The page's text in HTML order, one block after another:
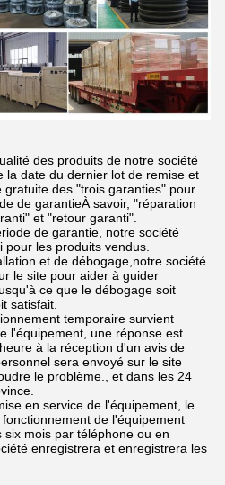
des produits de notre société
la date du dernier lot de remise et
des "trois garanties" pour
de garantieÀ savoir, "réparation
et "retour garanti".
de garantie, notre société
les produits vendus.
et de débogage,notre société
le site pour aider à guider
ce que le débogage soit
satisfait.
temporaire survient
l'équipement, une réponse est
à la réception d'un avis de
sera envoyé sur le site
le problème., et dans les 24
en service de l'équipement, le
de l'équipement
mois par téléphone ou en
enregistrera et enregistrera les